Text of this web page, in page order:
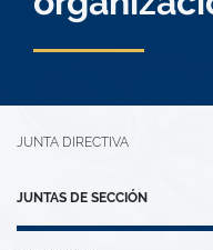
JUNTA DIRECTIVA
JUNTAS DE SECCIÓN